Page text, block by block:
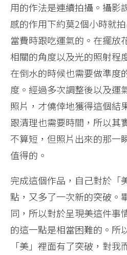
用的作法是連續拍攝。攝影
感的作用下約莫2個小時就
當費時跟吃運氣的。在擺放
相關的角度以及光的照射程
在倒水的時候也需要做準度
度。經過多次調整後以及運
照片，才僥倖地獲得這個結
跟清理也需要時間，所以其
不算短，但照片出來的那一
值得的。
完成這個作品，自己對於「
點，又多了一次新的突破。
同，所以對於呈現美這件事
的這一點是相當困難的。所
「美」裡面有了突破，對